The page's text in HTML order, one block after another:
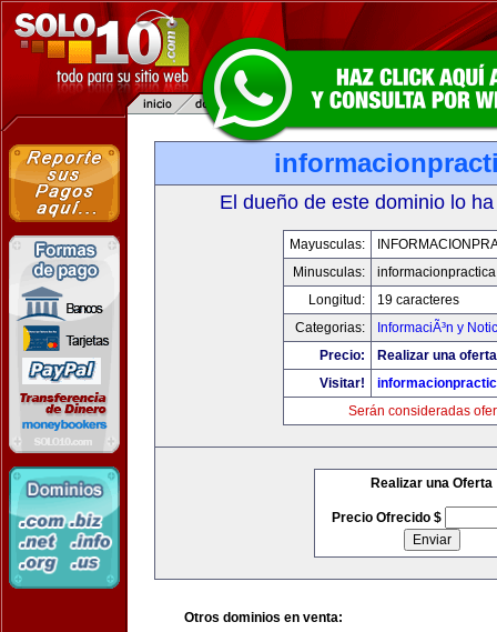
El dueño de este dominio lo
Mayusculas:
Minusculas:
Longitud:
19 caracteres
Categorias:
InformaciÃ³n y
Precio:
Realizar una
Visitar!
Serán consideradas
Realizar una Oferta
Precio Ofrecido $
Otros dominios en venta: